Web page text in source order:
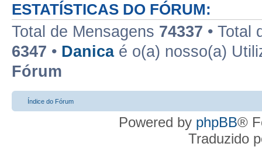
ESTATÍSTICAS DO FÓRUM:
Total de Mensagens 74337 • Total
6347 • Danicaé o(a) nosso(a)
Fórum
Índice do Fórum
Powered by phpBB®
Traduzido